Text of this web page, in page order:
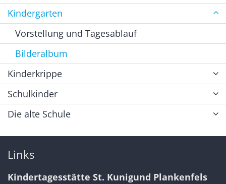
Kindergarten
Vorstellung und Tagesablauf
Bilderalbum
Kinderkrippe
Schulkinder
Die alte Schule
Links
Kindertagesstätte St. Kunigund Plankenfels